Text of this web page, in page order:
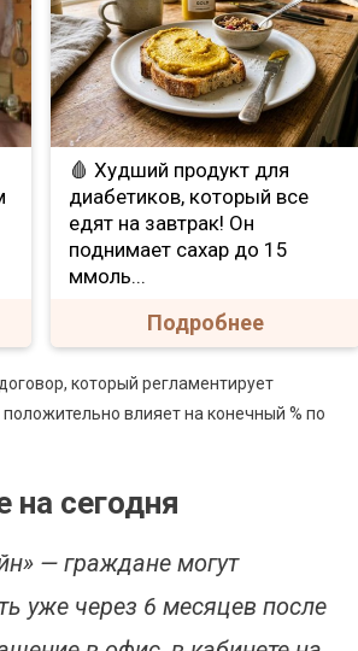
🩸 Худший продукт для
диабетиков, который все
едят на завтрак! Он
поднимает сахар до 15
ммоль...
Подробнее
который регламентирует
влияет на конечный % по
на сегодня
— граждане могут
уже через 6 месяцев после